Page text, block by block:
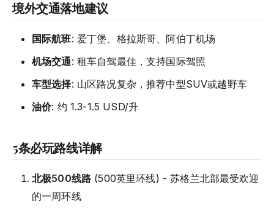
境外交通落地建议
国际航班: 爱丁堡、格拉斯哥、阿伯丁机场
机场交通: 租车自驾最佳，支持国际驾照
车型选择: 山区路况复杂，推荐中型SUV或越野车
油价: 约 1.3-1.5 USD/升
5条必玩路线详解
北极500线路 (500英里环线) - 苏格兰北部最受欢迎
的一周环线